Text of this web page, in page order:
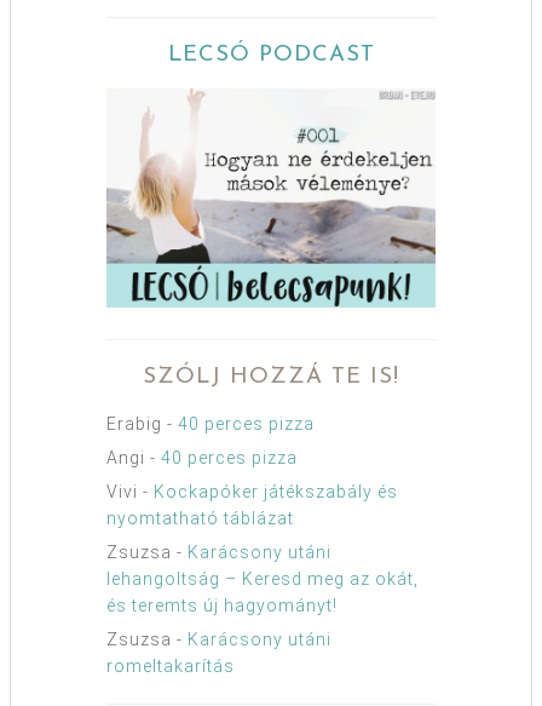
LECSÓ PODCAST
SZÓLJ HOZZÁ TE IS!
Erabig - 40 perces pizza
Angi - 40 perces pizza
Vivi - Kockapóker játékszabály és
nyomtatható táblázat
Zsuzsa - Karácsony utáni
lehangoltság – Keresd meg az okát,
és teremts új hagyományt!
Zsuzsa - Karácsony utáni
romeltakarítás